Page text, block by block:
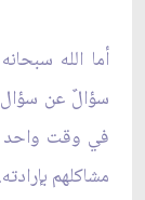
أما الله
سؤالٌ عن سؤال
في وقت واحد
مشاكلهم